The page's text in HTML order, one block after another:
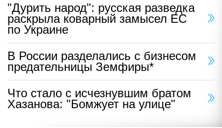
"Дурить народ": русская разведка
раскрыла коварный замысел ЕС
по Украине
В России разделались с бизнесом
предательницы Земфиры*
Что стало с исчезнувшим братом
Хазанова: "Бомжует на улице"